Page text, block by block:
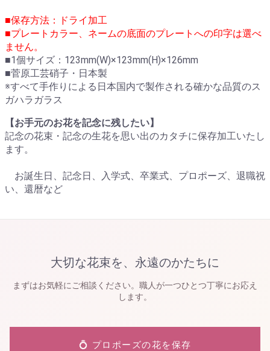
■保存方法：ドライ加工
■プレートカラー、ネームの底面のプレートへの印字は選べ
ません。
■1個サイズ：123mm(W)×123mm(H)×126mm
■菅原工芸硝子・日本製
※すべて手作りによる日本国内で製作される確かな品質のス
ガハラガラス
【お手元のお花を記念に残したい】
記念の花束・記念の生花を思い出のカタチに保存加工いたし
ます。
お誕生日、記念日、入学式、卒業式、プロポーズ、退職祝
い、還暦など
大切な花束を、永遠のかたちに
まずはお気軽にご相談ください。職人が一つひとつ丁寧にお応え
します。
💍 プロポーズの花を保存